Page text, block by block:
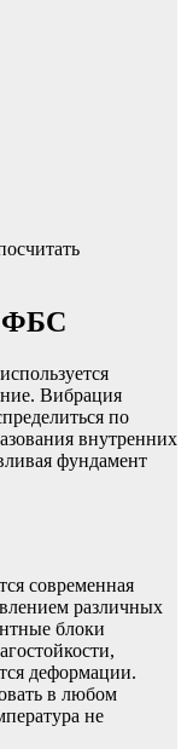
ФБС
Вибрация
по
внутренних
фундамент
современная
различных
блоки
деформации.
в любом
не